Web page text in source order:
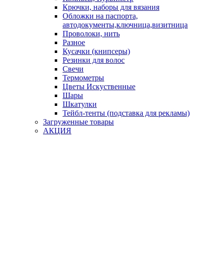
Крючки, наборы для вязания
Обложки на паспорта,
автодокументы,ключница,визитница
Проволоки, нить
Разное
Кусачки (книпсеры)
Резинки для волос
Свечи
Термометры
Цветы Искуственные
Шары
Шкатулки
Тейбл-тенты (подставка для рекламы)
Загруженные товары
АКЦИЯ